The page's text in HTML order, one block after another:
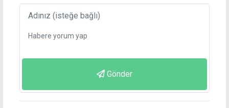
Gönder